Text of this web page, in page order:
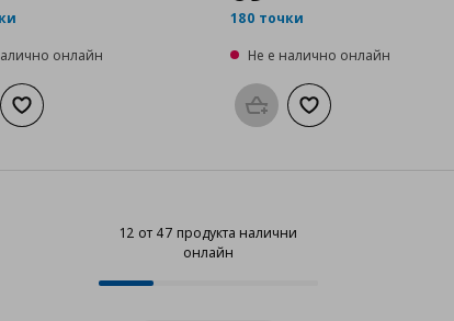
онлайн
στο καλάθι
Добави към списъка с любими
180 точки
Не е налично онлайн
Προσθήκη στο καλάθι
Добави към
12 от 47 продукта налични
онлайн
Progress: